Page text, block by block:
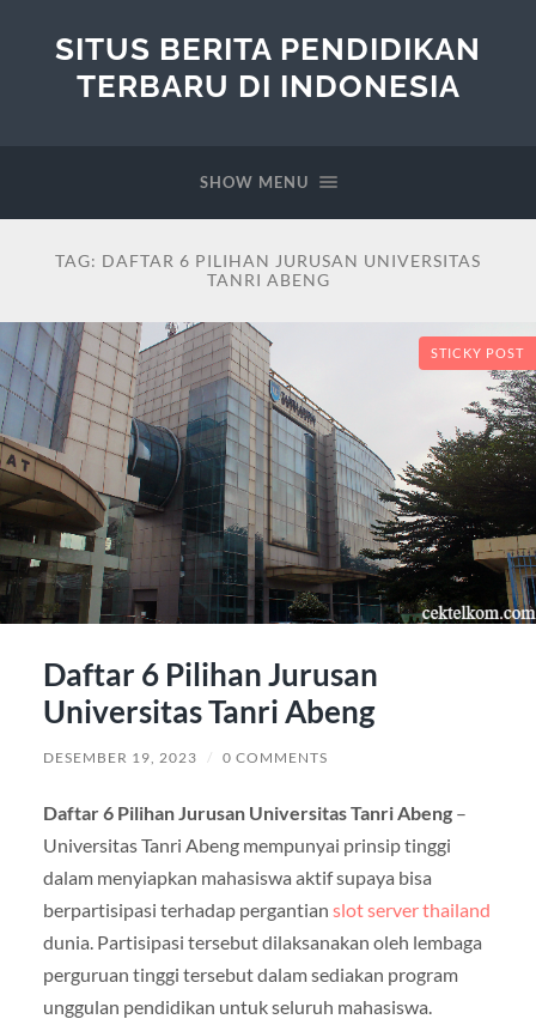
SITUS BERITA PENDIDIKAN
TERBARU DI INDONESIA
SHOW MENU
TAG: DAFTAR 6 PILIHAN JURUSAN UNIVERSITAS
TANRI ABENG
STICKY POST
Daftar 6 Pilihan Jurusan
Universitas Tanri Abeng
DESEMBER 19, 2023 / 0 COMMENTS
Daftar 6 Pilihan Jurusan Universitas Tanri Abeng–
Universitas Tanri Abeng mempunyai prinsip tinggi
dalam menyiapkan mahasiswa aktif supaya bisa
berpartisipasi terhadap pergantian slot server thailand
dunia. Partisipasi tersebut dilaksanakan oleh lembaga
perguruan tinggi tersebut dalam sediakan program
unggulan pendidikan untuk seluruh mahasiswa.